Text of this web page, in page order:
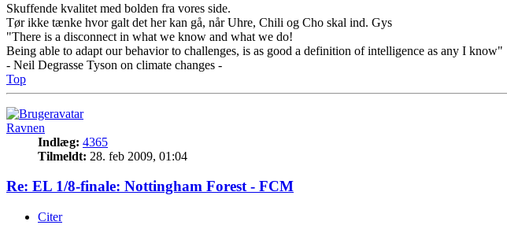
Skuffende kvalitet med bolden fra vores side.
Tør ikke tænke hvor galt det her kan gå, når Uhre, Chili og Cho skal ind. Gys
"There is a disconnect in what we know and what we do!
Being able to adapt our behavior to challenges, is as good a definition of intelligence as any I know"
- Neil Degrasse Tyson on climate changes -
Top
Ravnen
Indlæg: 4365
Tilmeldt: 28. feb 2009, 01:04
Re: EL 1/8-finale: Nottingham Forest - FCM
Citer